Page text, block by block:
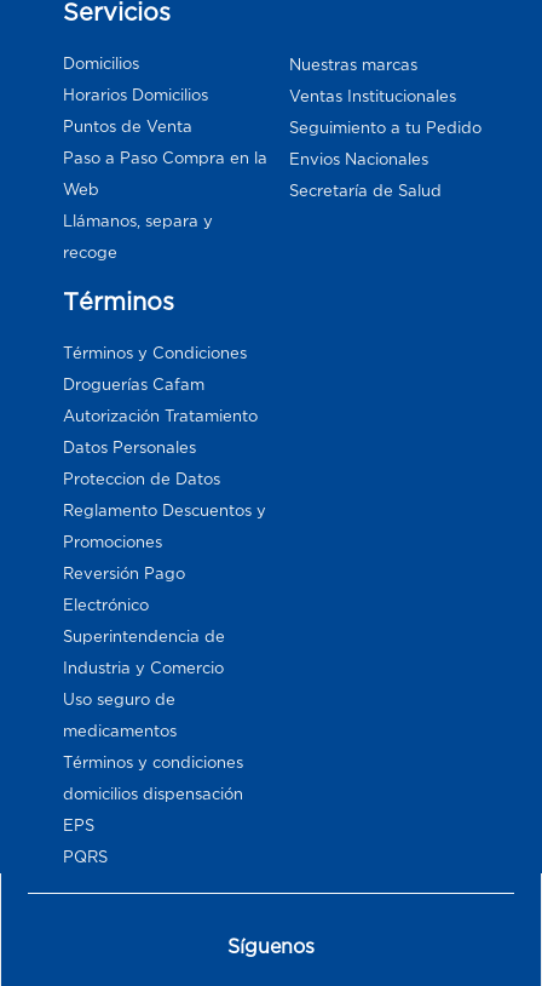
Servicios
Domicilios
Horarios Domicilios
Puntos de Venta
Paso a Paso Compra en la
Web
Llámanos, separa y
recoge
Nuestras marcas
Ventas Institucionales
Seguimiento a tu Pedido
Envios Nacionales
Secretaría de Salud
Términos
Términos y Condiciones
Droguerías Cafam
Autorización Tratamiento
Datos Personales
Proteccion de Datos
Reglamento Descuentos y
Promociones
Reversión Pago
Electrónico
Superintendencia de
Industria y Comercio
Uso seguro de
medicamentos
Términos y condiciones
domicilios dispensación
EPS
PQRS
Síguenos